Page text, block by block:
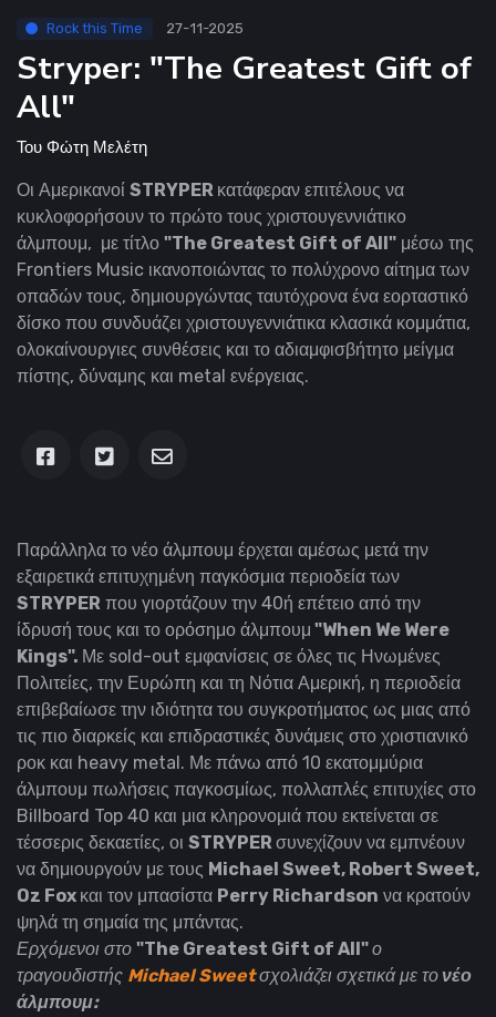
Rock this Time 27-11-2025
Stryper: "The Greatest Gift of
All"
Του Φώτη Μελέτη
Οι Αμερικανοί STRYPER κατάφεραν επιτέλους να
κυκλοφορήσουν το πρώτο τους χριστουγεννιάτικο
άλμπουμ, με τίτλο "The Greatest Gift of All" μέσω της
Frontiers Music ικανοποιώντας το πολύχρονο αίτημα των
οπαδών τους, δημιουργώντας ταυτόχρονα ένα εορταστικό
δίσκο που συνδυάζει χριστουγεννιάτικα κλασικά κομμάτια,
ολοκαίνουργιες συνθέσεις και το αδιαμφισβήτητο μείγμα
πίστης, δύναμης και metal ενέργειας.
Παράλληλα το νέο άλμπουμ έρχεται αμέσως μετά την
εξαιρετικά επιτυχημένη παγκόσμια περιοδεία των
STRYPER που γιορτάζουν την 40ή επέτειο από την
ίδρυσή τους και το ορόσημο άλμπουμ "When We Were
Kings". Με sold-out εμφανίσεις σε όλες τις Ηνωμένες
Πολιτείες, την Ευρώπη και τη Νότια Αμερική, η περιοδεία
επιβεβαίωσε την ιδιότητα του συγκροτήματος ως μιας από
τις πιο διαρκείς και επιδραστικές δυνάμεις στο χριστιανικό
ροκ και heavy metal. Με πάνω από 10 εκατομμύρια
άλμπουμ πωλήσεις παγκοσμίως, πολλαπλές επιτυχίες στο
Billboard Top 40 και μια κληρονομιά που εκτείνεται σε
τέσσερις δεκαετίες, οι STRYPERσυνεχίζουν να εμπνέουν
να δημιουργούν με τους Michael Sweet, Robert Sweet,
Oz Fox και τον μπασίστα Perry Richardson να κρατούν
ψηλά τη σημαία της μπάντας.
Ερχόμενοι στο "The Greatest Gift of All"ο
τραγουδιστής Michael Sweet σχολιάζει σχετικά με το νέο
άλμπουμ: